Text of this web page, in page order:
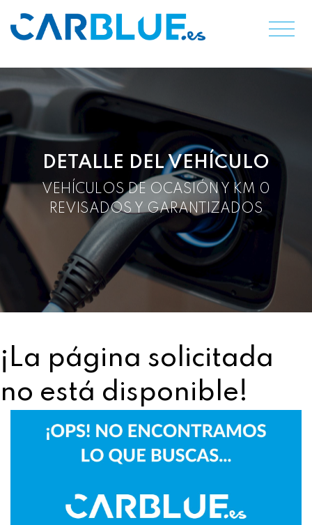
DETALLE DEL VEHÍCULO
VEHÍCULOS DE OCASIÓN Y KM 0
REVISADOS Y GARANTIZADOS
¡La página solicitada
no está disponible!